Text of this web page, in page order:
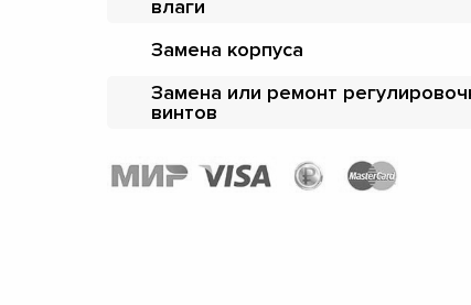
влаги
Замена корпуса
Замена или ремонт
винтов